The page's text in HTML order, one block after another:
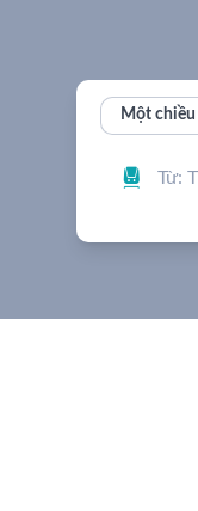
Một chiều
